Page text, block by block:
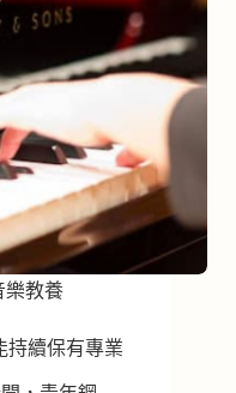
樂教養
續保有專業